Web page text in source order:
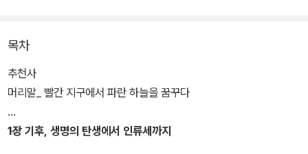
는 점에서 많은 이에게 도움이 될 것이다. 또 다른 측면에서 주목해야
할 점은, 이 책이 전해주는 메시지다. 기후변화는 이미 많은 것을 바꿔
놓았고, 그에 따르는 피해는 가난하고 힘없는 사람들이 주로 보고 있
목차
추천사
머리말_ 빨간 지구에서 파란 하늘을 꿈꾸다
1장 기후, 생명의 탄생에서 인류세까지